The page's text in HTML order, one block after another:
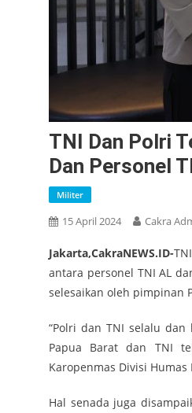
TNI Dan Polri
Dan Personel
Militer
15 April 2024 Cakra
Jakarta,CakraNEWS.ID-
antara personel TNI AL
selesaikan oleh pimpinan
“Polri dan TNI selalu
Papua Barat dan TNI
Karopenmas Divisi
Hal senada juga